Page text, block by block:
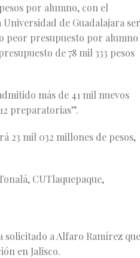
por alumno, con el
de Guadalajara
peor presupuesto por alumno
de 78 mil 333 pesos
más de 41 mil nuevos
preparatorias”.
23 mil 032 millones de pesos,
CUTlaquepaque,
a Alfaro Ramírez que
en Jalisco.